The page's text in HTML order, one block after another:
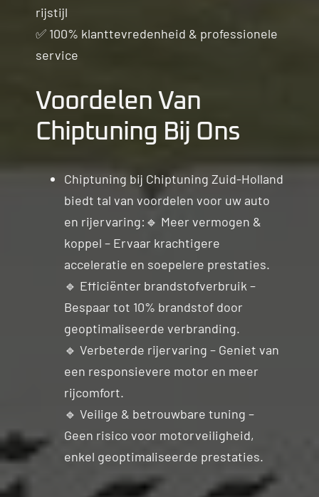
rijstijl
✅ 100% klanttevredenheid & professionele
service
Voordelen Van
Chiptuning Bij Ons
Chiptuning bij Chiptuning Zuid-Holland
biedt tal van voordelen voor uw auto
en rijervaring:🔹 Meer vermogen &
koppel – Ervaar krachtigere
acceleratie en soepelere prestaties.
🔹 Efficiënter brandstofverbruik –
Bespaar tot 10% brandstof door
geoptimaliseerde verbranding.
🔹 Verbeterde rijervaring – Geniet van
een responsievere motor en meer
rijcomfort.
🔹 Veilige & betrouwbare tuning –
Geen risico voor motorveiligheid,
enkel geoptimaliseerde prestaties.